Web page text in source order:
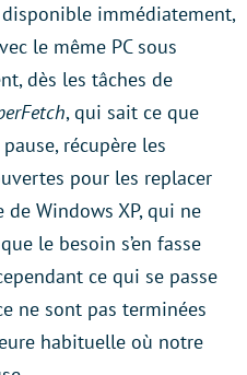
immédiatement,
le même PC sous
dès les tâches de
, qui sait ce que
récupère les
pour les replacer
de Windows XP, qui ne
le besoin s’en fasse
ce qui se passe
ne sont pas terminées
habituelle où notre